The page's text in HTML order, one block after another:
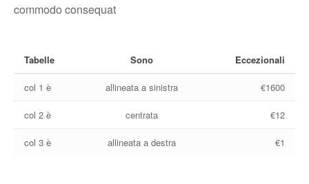
commodo consequat
Tabelle Sono Eccezionali
col 1 è allineata a sinistra €1600
col 2 è centrata €12
col 3 è allineata a destra €1